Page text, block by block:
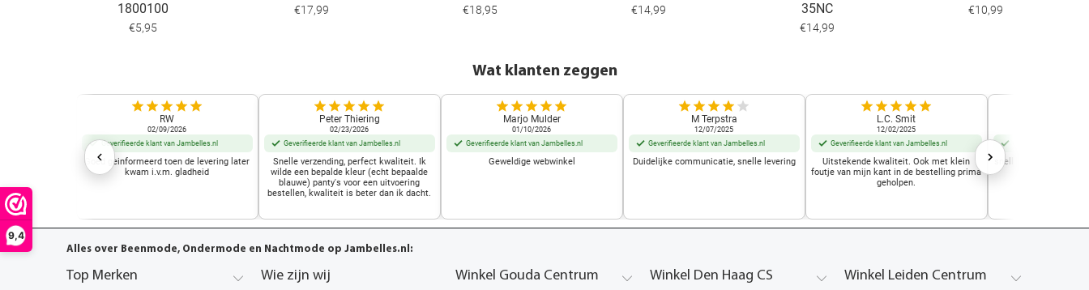
9,4
1800100
€5,95
€17,99 €18,95 €14,99
35NC
€14,99
€10,99
Wat klanten zeggen
RW
02/09/2026
Geverifieerde klant van Jambelles.nl
Goed geinformeerd toen de levering later
kwam i.v.m. gladheid
Peter Thiering
02/23/2026
Geverifieerde klant van Jambelles.nl
Snelle verzending, perfect kwaliteit. Ik
wilde een bepalde kleur (echt bepaalde
blauwe) panty's voor een uitvoering
bestellen, kwaliteit is beter dan ik dacht.
Marjo Mulder
01/10/2026
Geverifieerde klant van Jambelles.nl
Geweldige webwinkel
M Terpstra
12/07/2025
Geverifieerde klant van Jambelles.nl
Duidelijke communicatie, snelle levering
L.C. Smit
12/02/2025
Geverifieerde klant van Jambelles.nl
Uitstekende kwaliteit. Ook met klein
foutje van mijn kant in de bestelling prima
geholpen.
snelle leering
Alles over Beenmode, Ondermode en Nachtmode op Jambelles.nl:
Top Merken Wie zijn wij Winkel Gouda Centrum Winkel Den Haag CS Winkel Leiden Centrum